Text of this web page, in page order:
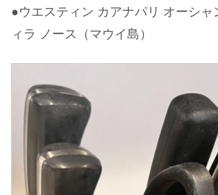
●ウエスティン カアナパリ オーシャ
ィラ ノース（マウイ島）